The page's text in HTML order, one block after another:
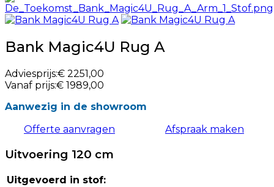
Bank Magic4U Rug A
Adviesprijs:€ 2251,00
Vanaf prijs:€ 1989,00
Aanwezig in de showroom
Offerte aanvragen
Afspraak maken
Uitvoering 120 cm
Uitgevoerd in stof: